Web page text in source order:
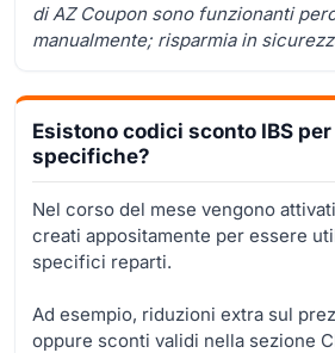
di AZ Coupon sono funzionanti
manualmente; risparmia in
Esistono codici sconto IBS
specifiche?
Nel corso del mese vengono attivati
creati appositamente per essere
specifici reparti.
Ad esempio, riduzioni extra sul
oppure sconti validi nella sezione